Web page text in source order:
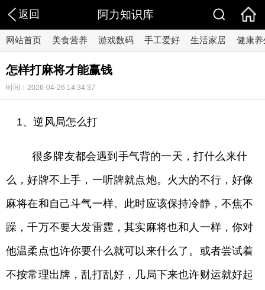
返回 阿力知识库
网站首页 美食营养 游戏数码 手工爱好 生活家居 健康养
怎样打麻将才能赢钱
时间：2026-04-26 14:34:37
1、逆风局怎么打
很多牌友都会遇到手气背的一天，打什么来什
么，好牌不上手，一听牌就点炮。火大的不行，好像
麻将在和自己斗气一样。此时应该保持冷静，不焦不
躁，千万不要大发雷霆，其实麻将也和人一样，你对
他温柔点也许你要什么就可以来什么了。或者尝试着
不按常理出牌，乱打乱好，几局下来也许财运就好起